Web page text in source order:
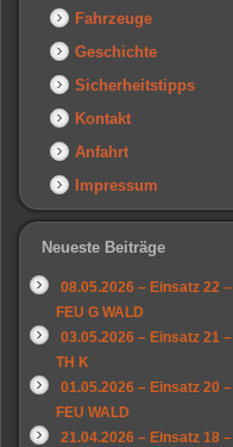
Fahrzeuge
Geschichte
Sicherheitstipps
Kontakt
Anfahrt
Impressum
Neueste Beiträge
08.05.2026 – Einsatz 22 –
FEU G WALD
03.05.2026 – Einsatz 21 –
TH K
01.05.2026 – Einsatz 20 –
FEU WALD
21.04.2026 – Einsatz 18 –